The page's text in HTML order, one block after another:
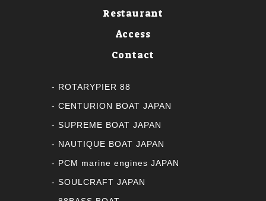
Restaurant
Access
Contact
ROTARYPIER 88
CENTURION BOAT JAPAN
SUPREME BOAT JAPAN
NAUTIQUE BOAT JAPAN
PCM marine engines JAPAN
SOULCRAFT JAPAN